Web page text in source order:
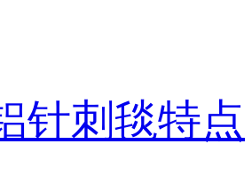
针刺毯特点